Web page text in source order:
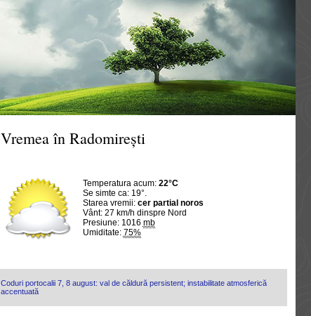
Vremea în Radomirești
Temperatura acum: 22°C
Se simte ca: 19°.
Starea vremii: cer partial noros
Vânt: 27 km/h dinspre Nord
Presiune: 1016 mb
Umiditate: 75%
Coduri portocalii 7, 8 august: val de căldură persistent; instabilitate atmosferică
accentuată